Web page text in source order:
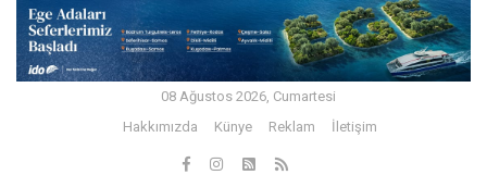
08 Ağustos 2026, Cumartesi
Hakkımızda
Künye Reklam İletişim